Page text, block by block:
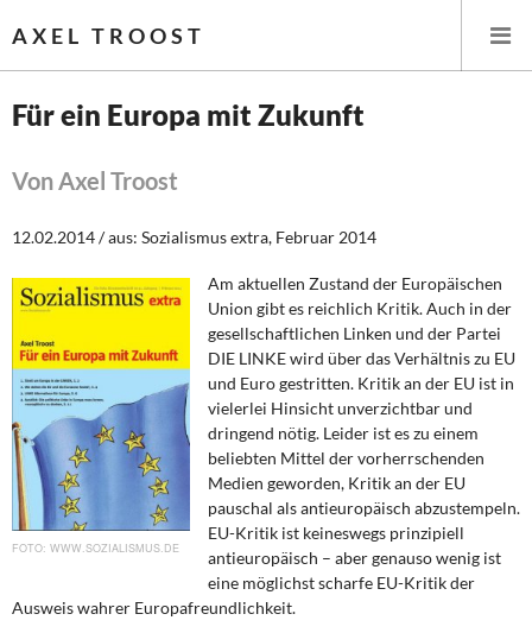
AXEL TROOST
Leitlinien linker Wirtschafts- und Finanzpolitik
Steuer- und Finanzpolitik
Öffentliche Infrastruktur und Daseinsvorsorge
Eurokrise und Griechenland
DIE LINKE
Weitere Themen
Für ein Europa mit Zukunft
Von Axel Troost
12.02.2014 / aus: Sozialismus extra, Februar 2014
WWW.SOZIALISMUS.DE
Am aktuellen Zustand der Europäischen
Union gibt es reichlich Kritik. Auch in der
gesellschaftlichen Linken und der Partei
DIE LINKE wird über das Verhältnis zu EU
und Euro gestritten. Kritik an der EU ist in
vielerlei Hinsicht unverzichtbar und
dringend nötig. Leider ist es zu einem
beliebten Mittel der vorherrschenden
Medien geworden, Kritik an der EU
pauschal als antieuropäisch abzustempeln.
EU-Kritik ist keineswegs prinzipiell
antieuropäisch – aber genauso wenig ist
eine möglichst scharfe EU-Kritik der
Ausweis wahrer Europafreundlichkeit.